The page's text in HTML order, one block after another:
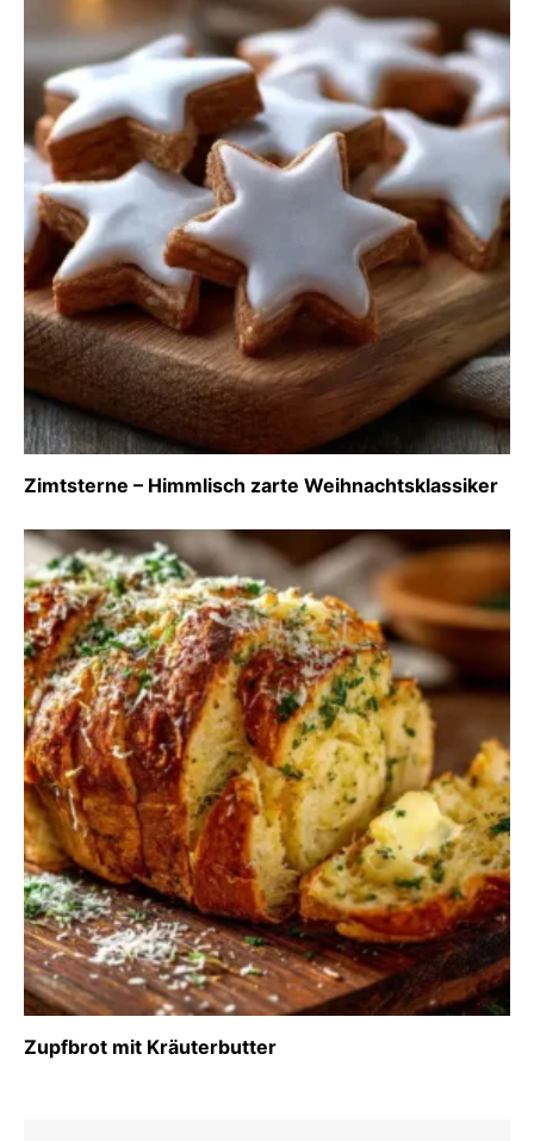
Zimtsterne – Himmlisch zarte Weihnachtsklassiker
Zupfbrot mit Kräuterbutter